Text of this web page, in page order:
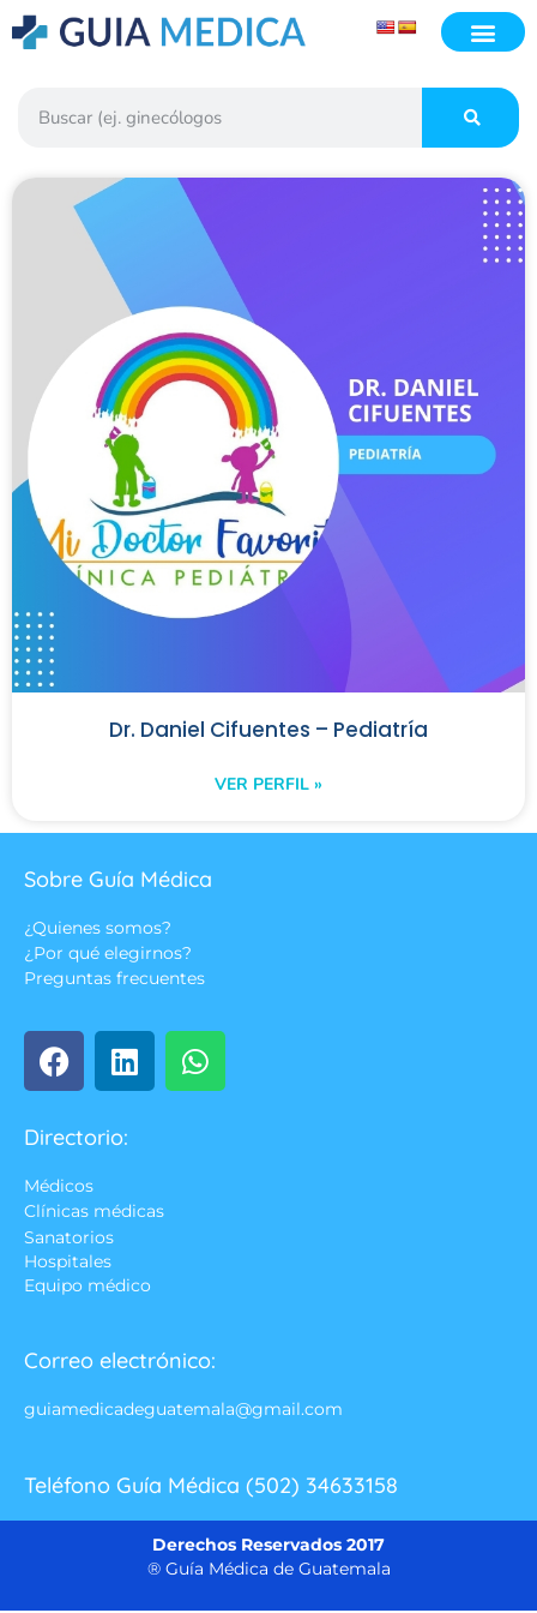
Dr. Daniel Cifuentes – Pediatría
VER PERFIL »
Sobre Guía Médica
¿Quienes somos?
¿Por qué elegirnos?
Preguntas frecuentes
Directorio:
Médicos
Clínicas médicas
Sanatorios
Hospitales
Equipo médico
Correo electrónico:
guiamedicadeguatemala@gmail.com
Teléfono Guía Médica (502) 34633158
Derechos Reservados 2017
® Guía Médica de Guatemala